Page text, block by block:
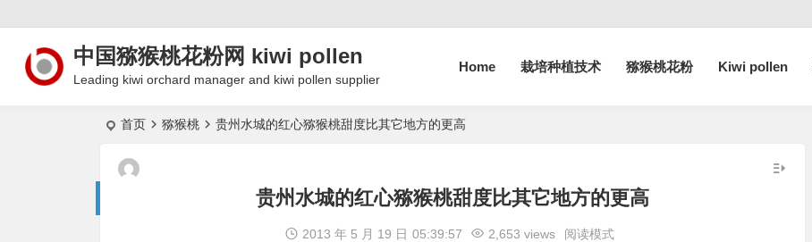
中国猕猴桃花粉网 kiwi pollen
Leading kiwi orchard manager and kiwi pollen supplier
Home 栽培种植技术 猕猴桃花粉 Kiwi pollen
首页 猕猴桃 贵州水城的红心猕猴桃甜度比其它地方的更高
贵州水城的红心猕猴桃甜度比其它地方的更高
2013 年 5 月 19 日 05:39:57 2,653 views 阅读模式